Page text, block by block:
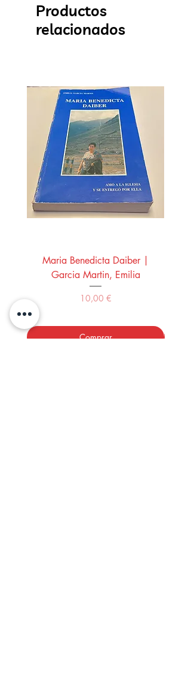
Productos
relacionados
Maria Benedicta Daiber |
Garcia Martin, Emilia
Precio
10,00 €
Comprar